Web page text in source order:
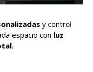
y control
espacio con luz
.